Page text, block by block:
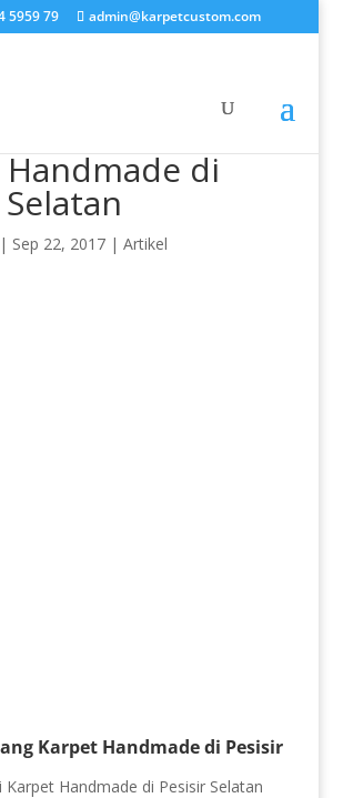
5959 79 admin@karpetcustom.com
di
| Sep 22, 2017| Artikel
Karpet Handmade di Pesisir
Handmade di Pesisir Selatan